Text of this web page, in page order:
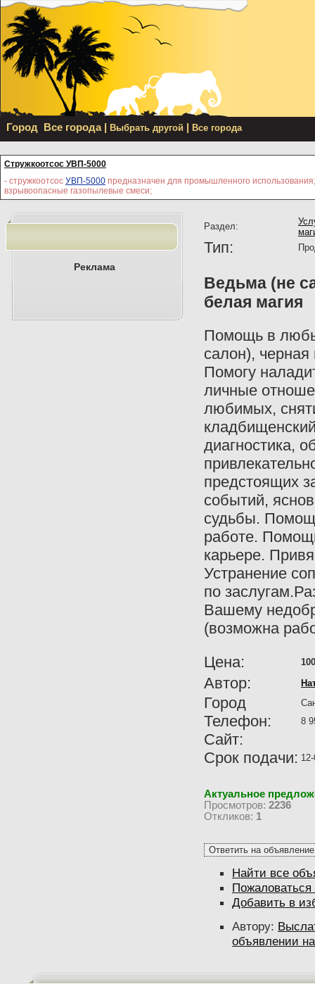
Город Все города | Выбрать другой | Все города
Стружкоотсос УВП-5000
- стружкоотсос УВП-5000 предназначен для промышленного
взрывоопасные газопылевые смеси;
Реклама
Раздел:
Тип:
Ведьма (не
белая магия
Помощь в
салон),
Помогу
личные
любимых,
диагностика,
предстоящих
событий,
судьбы.
работе.
карьере.
Устранение
по
Вашему
(возможна
Цена:
Автор:
Город
Телефон: 8
Сайт:
Срок подачи:
Актуальное
Просмотров: 2236
Откликов: 1
Найти все
Добавить в
Автору:
объявлении